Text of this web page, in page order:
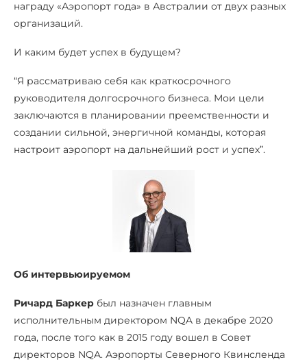
награду «Аэропорт года» в Австралии от двух разных
организаций.
И каким будет успех в будущем?
“Я рассматриваю себя как краткосрочного
руководителя долгосрочного бизнеса. Мои цели
заключаются в планировании преемственности и
создании сильной, энергичной команды, которая
настроит аэропорт на дальнейший рост и успех”.
Об интервьюируемом
Ричард Баркер был назначен главным
исполнительным директором NQA в декабре 2020
года, после того как в 2015 году вошел в Совет
директоров NQA. Аэропорты Северного Квинсленда